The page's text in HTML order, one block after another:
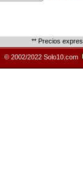
** Precios
© 2002/2022 Solo10.com